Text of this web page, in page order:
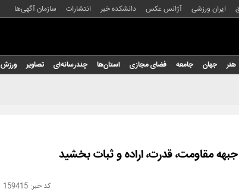
ایران ورزشی آژانس عکس دانشکده خبر انتشارات سازمان آگهی‌ها
هنر جهان جامعه فضای مجازی استان‌ها چندرسانه‌ای تصاویر ورزش
مقاومت، قدرت، اراده و ثبات بخشید
159415